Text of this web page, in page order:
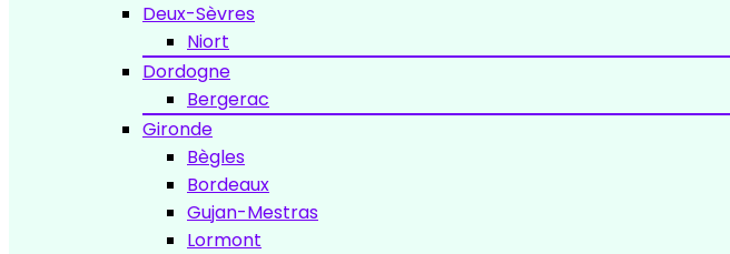
Deux-Sèvres
Niort
Dordogne
Bergerac
Gironde
Bègles
Bordeaux
Gujan-Mestras
Lormont